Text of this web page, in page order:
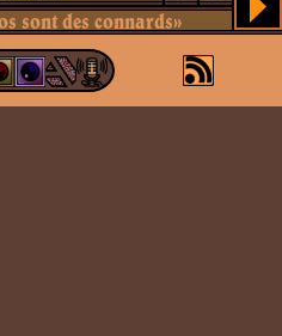
sont des connards»